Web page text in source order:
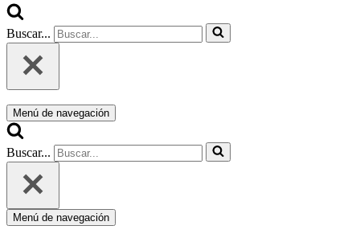
Buscar...
Menú de navegación
Buscar...
Menú de navegación